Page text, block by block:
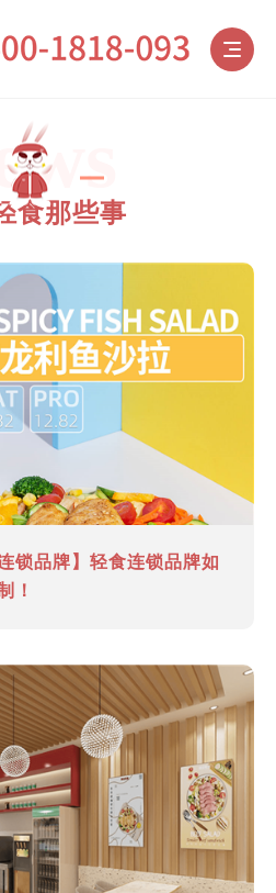
食那些事
锁品牌】轻食连锁品牌如
！